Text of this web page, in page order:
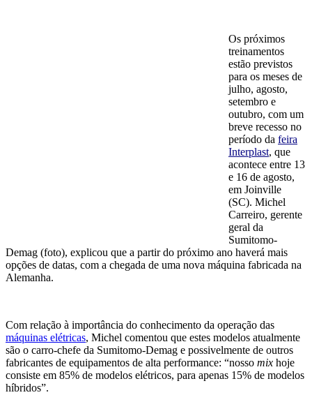
Os próximos
treinamentos
estão previstos
para os meses de
julho, agosto,
setembro e
outubro, com um
breve recesso no
período da feira
Interplast, que
acontece entre 13
e 16 de agosto,
em Joinville
(SC). Michel
Carreiro, gerente
geral da
Sumitomo-
Demag (foto), explicou que a partir do próximo ano haverá mais
opções de datas, com a chegada de uma nova máquina fabricada na
Alemanha.
Com relação à importância do conhecimento da operação das
máquinas elétricas, Michel comentou que estes modelos atualmente
são o carro-chefe da Sumitomo-Demag e possivelmente de outros
fabricantes de equipamentos de alta performance: “nosso mix hoje
consiste em 85% de modelos elétricos, para apenas 15% de modelos
híbridos”.